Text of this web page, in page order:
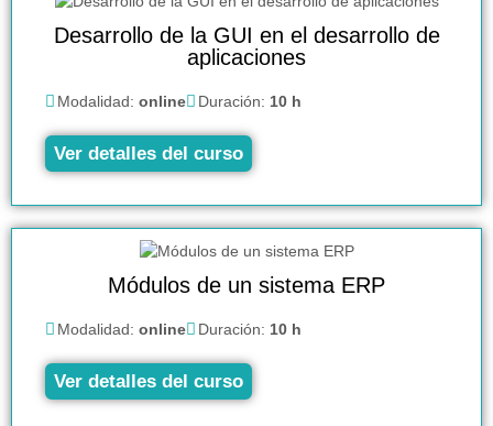
Desarrollo de la GUI en el desarrollo de
aplicaciones
Modalidad: online Duración: 10 h
Ver detalles del curso
Módulos de un sistema ERP
Modalidad: online Duración: 10 h
Ver detalles del curso